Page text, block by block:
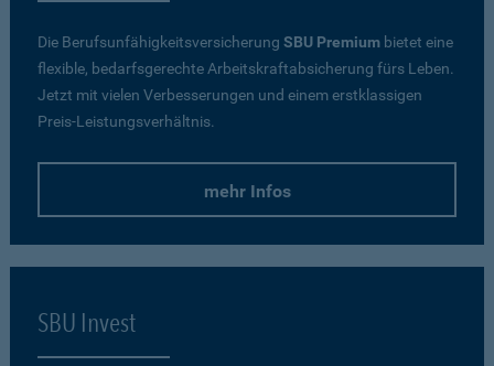
Die Berufsunfähigkeitsversicherung SBU Premium bietet eine
flexible, bedarfsgerechte Arbeitskraftabsicherung fürs Leben.
Jetzt mit vielen Verbesserungen und einem erstklassigen
Preis-Leistungsverhältnis.
mehr Infos
SBU Invest